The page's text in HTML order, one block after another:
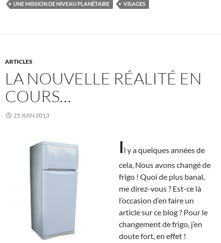
UNE MISSION DE NIVEAU PLANÉTAIRE
VISAGES
ARTICLES
LA NOUVELLE RÉALITÉ EN
COURS…
25 JUIN 2013
Il y a quelques années de
cela, Nous avons changé de
frigo ! Quoi de plus banal,
me direz-vous ? Est-ce là
l’occasion d’en faire un
article sur ce blog ? Pour le
changement de frigo, j’en
doute fort, en effet !